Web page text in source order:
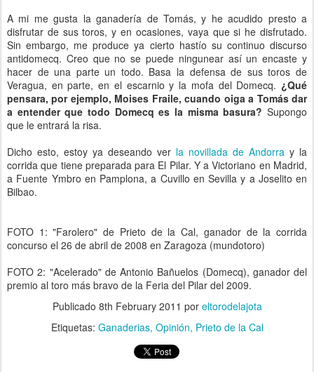
A mi me gusta la ganadería de Tomás, y he acudido presto a
disfrutar de sus toros, y en ocasiones, vaya que si he disfrutado.
Sin embargo, me produce ya cierto hastío su continuo discurso
antidomecq. Creo que no se puede ningunear así un encaste y
hacer de una parte un todo. Basa la defensa de sus toros de
Veragua, en parte, en el escarnio y la mofa del Domecq. ¿Qué
pensara, por ejemplo, Moises Fraile, cuando oiga a Tomás dar
a entender que todo Domecq es la misma basura? Supongo
que le entrará la risa.
Dicho esto, estoy ya deseando ver la novillada de Andorra y la
corrida que tiene preparada para El Pilar. Y a Victoriano en Madrid,
a Fuente Ymbro en Pamplona, a Cuvillo en Sevilla y a Joselito en
Bilbao.
FOTO 1: "Farolero" de Prieto de la Cal, ganador de la corrida
concurso el 26 de abril de 2008 en Zaragoza (mundotoro)
FOTO 2: "Acelerado" de Antonio Bañuelos (Domecq), ganador del
premio al toro más bravo de la Feria del Pilar del 2009.
Publicado 8th February 2011 por eltorodelajota
Etiquetas: Ganaderias Opinión Prieto de la Cal